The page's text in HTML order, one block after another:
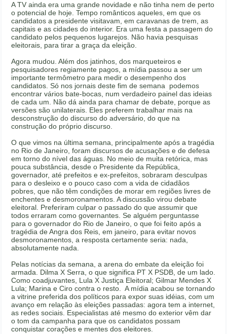
A TV ainda era uma grande novidade e não tinha nem de perto
o potencial de hoje. Tempo românticos aqueles, em que os
candidatos a presidente visitavam, em caravanas de trem, as
capitais e as cidades do interior. Era uma festa a passagem do
candidato pelos pequenos lugarejos. Não havia pesquisas
eleitorais, para tirar a graça da eleição.
Agora mudou. Além dos jatinhos, dos marqueteiros e
pesquisadores regiamente pagos, a mídia passou a ser um
importante termômetro para medir o desempenho dos
candidatos. Só nos jornais deste fim de semana podemos
encontrar vários bate-bocas, num verdadeiro painel das ideias
de cada um. Não dá ainda para chamar de debate, porque as
versões são unilaterais. Eles preferem trabalhar mais na
desconstrução do discurso do adversário, do que na
construção do próprio discurso.
O que vimos na última semana, principalmente após a tragédia
no Rio de Janeiro, foram discursos de acusações e de defesa
em torno do nível das águas. No meio de muita retórica, mas
pouca substância, desde o Presidente da República,
governador, até prefeitos e ex-prefeitos, sobraram desculpas
para o desleixo e o pouco caso com a vida de cidadãos
pobres, que não têm condições de morar em regiões livres de
enchentes e desmoronamentos. A discussão virou debate
eleitoral. Preferiram culpar o passado do que assumir que
todos erraram como governantes. Se alguém perguntasse
para o governador do Rio de Janeiro, o que foi feito após a
tragédia de Angra dos Reis, em janeiro, para evitar novos
desmoronamentos, a resposta certamente seria: nada,
absolutamente nada.
Pelas notícias da semana, a arena do embate da eleição foi
armada. Dilma X Serra, o que significa PT X PSDB, de um lado.
Como coadjuvantes, Lula X Justiça Eleitoral; Gilmar Mendes X
Lula; Marina e Ciro contra o resto. A mídia acabou se tornando
a vitrine preferida dos políticos para expor suas idéias, com um
avanço em relação às eleições passadas: agora tem a internet,
as redes sociais. Especialistas até mesmo do exterior vêm dar
o tom da campanha para que os candidatos possam
conquistar corações e mentes dos eleitores.